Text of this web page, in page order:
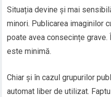
Situația devine și mai
minori. Publicarea imaginilor
poate avea consecințe
este minimă.
Chiar și în cazul grupurilor
automat liber de utilizat.